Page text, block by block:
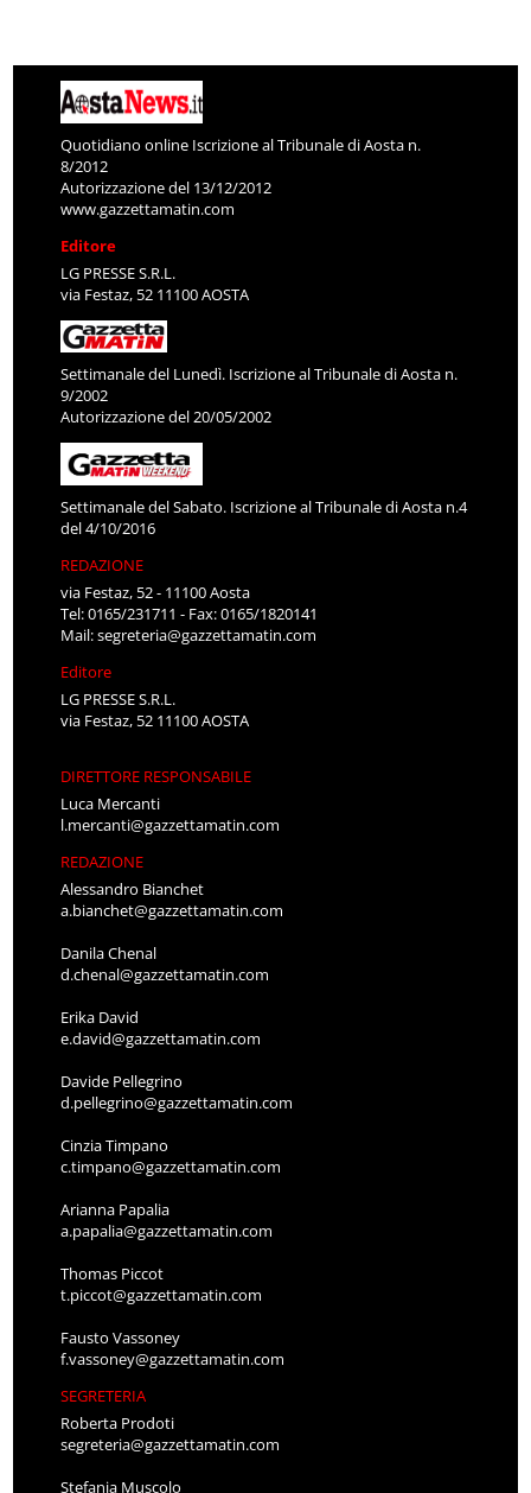
Quotidiano online Iscrizione al Tribunale di Aosta n.
8/2012
Autorizzazione del 13/12/2012
www.gazzettamatin.com
Editore
LG PRESSE S.R.L.
via Festaz, 52 11100 AOSTA
Settimanale del Lunedì. Iscrizione al Tribunale di Aosta n.
9/2002
Autorizzazione del 20/05/2002
Settimanale del Sabato. Iscrizione al Tribunale di Aosta n.4
del 4/10/2016
REDAZIONE
via Festaz, 52 - 11100 Aosta
Tel: 0165/231711 - Fax: 0165/1820141
Mail:segreteria@gazzettamatin.com
Editore
LG PRESSE S.R.L.
via Festaz, 52 11100 AOSTA
DIRETTORE RESPONSABILE
Luca Mercanti
l.mercanti@gazzettamatin.com
REDAZIONE
Alessandro Bianchet
a.bianchet@gazzettamatin.com
Danila Chenal
d.chenal@gazzettamatin.com
Erika David
e.david@gazzettamatin.com
Davide Pellegrino
d.pellegrino@gazzettamatin.com
Cinzia Timpano
c.timpano@gazzettamatin.com
Arianna Papalia
a.papalia@gazzettamatin.com
Thomas Piccot
t.piccot@gazzettamatin.com
Fausto Vassoney
f.vassoney@gazzettamatin.com
SEGRETERIA
Roberta Prodoti
segreteria@gazzettamatin.com
Stefania Muscolo